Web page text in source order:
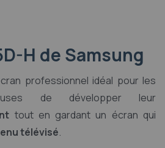
H de Samsung
professionnel idéal pour les
de développer leur
tout en gardant un écran qui
télévisé.